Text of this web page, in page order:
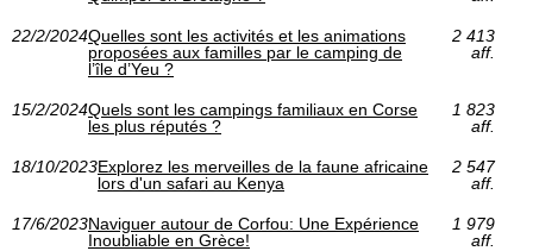
22/2/2024Quelles sont les activités et les animations
proposées aux familles par le camping de
l’île d’Yeu ?
2 413
aff.
15/2/2024Quels sont les campings familiaux en Corse
les plus réputés ?
1 823
aff.
18/10/2023Explorez les merveilles de la faune africaine
lors d'un safari au Kenya
2 547
aff.
17/6/2023Naviguer autour de Corfou: Une Expérience
Inoubliable en Grèce!
1 979
aff.